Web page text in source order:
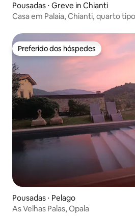
Pousadas ⋅ Greve in Chianti
Casa em Palaia, Chianti, quarto
Preferido dos hóspedes
Preferido dos hóspedes
Pousadas ⋅ Pelago
As Velhas Palas, Opala